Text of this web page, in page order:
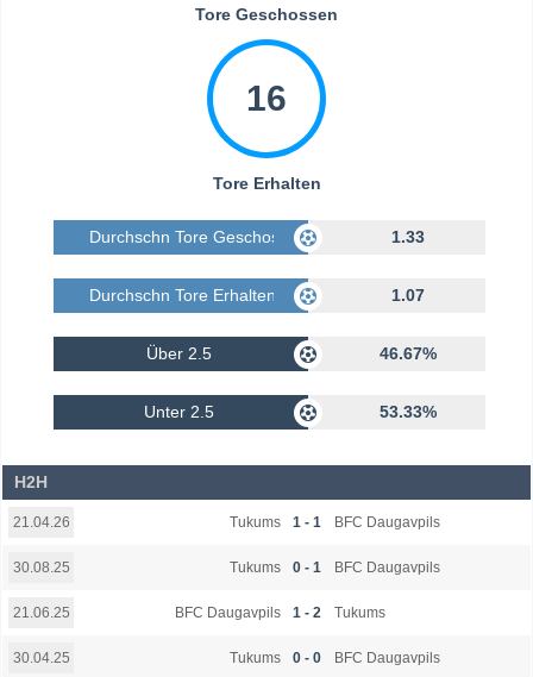
Tore Geschossen
16
Tore Erhalten
Durchschn Tore Geschossen 1.33
Durchschn Tore Erhalten 1.07
Über 2.5 46.67%
Unter 2.5 53.33%
H2H
21.04.26 Tukums 1 - 1 BFC Daugavpils
30.08.25 Tukums 0 - 1 BFC Daugavpils
21.06.25 BFC Daugavpils 1 - 2 Tukums
30.04.25 Tukums 0 - 0 BFC Daugavpils